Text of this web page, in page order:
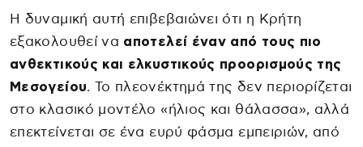
Η δυναμική αυτή επιβεβαιώνει ότι η Κρήτη
εξακολουθεί να αποτελεί έναν από τους πιο
ανθεκτικούς και ελκυστικούς προορισμούς της
Μεσογείου. Το πλεονέκτημά της δεν περιορίζεται
στο κλασικό μοντέλο «ήλιος και θάλασσα», αλλά
επεκτείνεται σε ένα ευρύ φάσμα εμπειριών, από